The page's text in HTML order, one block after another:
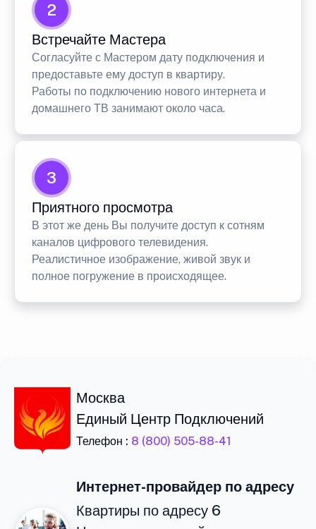
2
Встречайте Мастера
Согласуйте с Мастером дату подключения и
предоставьте ему доступ в квартиру.
Работы по подключению нового интернета и
домашнего ТВ занимают около часа.
3
Приятного просмотра
В этот же день Вы получите доступ к сотням
каналов цифрового телевидения.
Реалистичное изображение, живой звук и
полное погружение в происходящее.
Москва
Единый Центр Подключений
Телефон : 8 (800) 505-88-41
Интернет-провайдер по адресу
Квартиры по адресу 6